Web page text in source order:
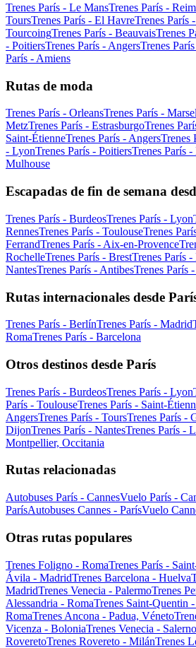
Trenes París - Le MansTrenes París -
ToursTrenes París - El HavreTrenes París
TourcoingTrenes París - BeauvaisTrenes
- PoitiersTrenes París - AngersTrenes
París - Amiens
Rutas de moda
Trenes París - OrleansTrenes París -
MetzTrenes París - EstrasburgoTrenes
Saint-ÉtienneTrenes París - AngersTrenes
- LyonTrenes París - PoitiersTrenes París
Mulhouse
Escapadas de fin de semana
Trenes París - BurdeosTrenes París - Lyon
RennesTrenes París - ToulouseTrenes
FerrandTrenes París - Aix-en-Provence
RochelleTrenes París - BrestTrenes París
NantesTrenes París - AntibesTrenes París
Rutas internacionales desde
Trenes París - BerlínTrenes París - Madrid
RomaTrenes París - Barcelona
Otros destinos desde París
Trenes París - BurdeosTrenes París - Lyon
París - ToulouseTrenes París - Saint-
AngersTrenes París - ToursTrenes París -
DijonTrenes París - NantesTrenes París -
Montpellier, Occitania
Rutas relacionadas
Autobuses París - CannesVuelo París -
ParísAutobuses Cannes - ParísVuelo
Otras rutas populares
Trenes Foligno - RomaTrenes París -
Ávila - MadridTrenes Barcelona - Huelva
MadridTrenes Venecia - PalermoTrenes
Alessandria - RomaTrenes Saint-Quentin
RomaTrenes Ancona - Padua, Véneto
Vicenza - BoloniaTrenes Venecia - Salerno
RoveretoTrenes Rovereto - MilánTrenes